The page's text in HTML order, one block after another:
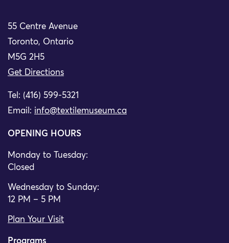
55 Centre Avenue
Toronto, Ontario
M5G 2H5
Get Directions
Tel: (416) 599-5321
Email: info@textilemuseum.ca
OPENING HOURS
Monday to Tuesday:
Closed
Wednesday to Sunday:
12 PM – 5 PM
Plan Your Visit
Programs